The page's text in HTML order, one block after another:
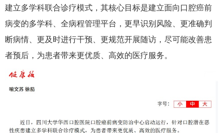
建立多学科联合诊疗模式，其核心目标是建立面向口腔癌前
病变的多学科、全病程管理平台，更早识别风险、更准确判
断病情、更及时进行干预、更规范开展随访，尽可能改善患
者预后，为患者带来更优质、高效的医疗服务。